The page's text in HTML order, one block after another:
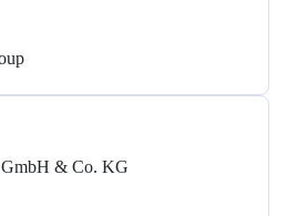
GmbH & Co. KG